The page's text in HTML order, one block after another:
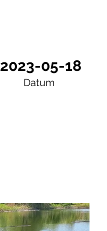
2023-05-18
Datum